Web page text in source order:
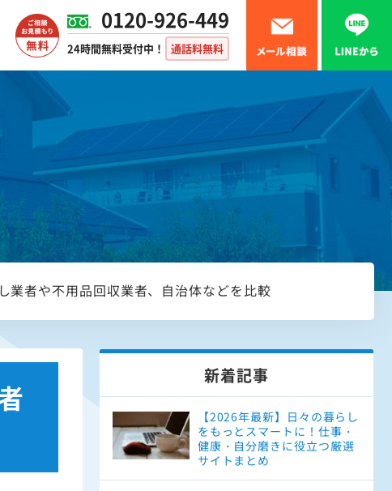
0120-926-449
24時間無料受付中！ 通話料無料
業者や不用品回収業者、自治体などを比較
新着記事
【2026年最新】日々の暮らし
をもっとスマートに！仕事・
健康・自分磨きに役立つ厳選
サイトまとめ